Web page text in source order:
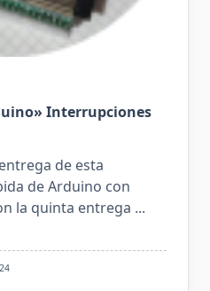
Interrupciones
de esta
de Arduino con
la quinta entrega ...